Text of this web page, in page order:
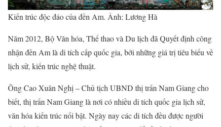
Kiến trúc độc đáo của đền Am. Ảnh: Lương Hà
Năm 2012, Bộ Văn hóa, Thể thao và Du lịch đã Quyết định công
nhận đền Am là di tích cấp quốc gia, bởi những giá trị tiêu biểu về
lịch sử, kiến trúc nghệ thuật.
Ông Cao Xuân Nghị – Chủ tịch UBND thị trấn Nam Giang cho
biết, thị trấn Nam Giang là nơi có nhiều di tích quốc gia lịch sử,
văn hóa kiến trúc nổi bật. Ngày nay các di tích đều được người